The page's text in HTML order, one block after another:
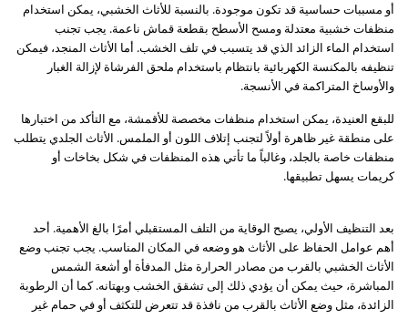
أو مسببات حساسية قد تكون موجودة. بالنسبة للأثاث الخشبي، يمكن استخدام
منظفات خشبية معتدلة ومسح الأسطح بقطعة قماش ناعمة. يجب تجنب
استخدام الماء الزائد الذي قد يتسبب في تلف الخشب. أما الأثاث المنجد، فيمكن
تنظيفه بالمكنسة الكهربائية بانتظام باستخدام ملحق الفرشاة لإزالة الغبار
والأوساخ المتراكمة في الأنسجة.
للبقع العنيدة، يمكن استخدام منظفات مخصصة للأقمشة، مع التأكد من اختبارها
على منطقة غير ظاهرة أولاً لتجنب إتلاف اللون أو الملمس. الأثاث الجلدي يتطلب
منظفات خاصة بالجلد، وغالباً ما تأتي هذه المنظفات في شكل بخاخات أو
كريمات يسهل تطبيقها.
بعد التنظيف الأولي، يصبح الوقاية من التلف المستقبلي أمرًا بالغ الأهمية. أحد
أهم عوامل الحفاظ على الأثاث هو وضعه في المكان المناسب. يجب تجنب وضع
الأثاث الخشبي بالقرب من مصادر الحرارة مثل المدفأة أو أشعة الشمس
المباشرة، حيث يمكن أن يؤدي ذلك إلى تشقق الخشب وبهتانه. كما أن الرطوبة
الزائدة، مثل وضع الأثاث بالقرب من نافذة قد تتعرض للتكثف أو في حمام غير